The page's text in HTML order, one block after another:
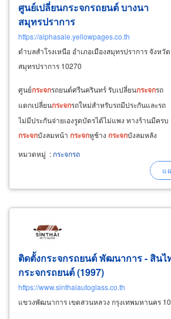
ศูนย์เปลี่ยนกระจกรถยนต์ บางนา
สมุทรปราการ
https://alphasale.yellowpages.co.th
ตำบลสำโรงเหนือ อำเภอเมืองสมุทรปราการ จังหวัด
สมุทรปราการ 10270
ศูนย์กระจกรถยนต์ศรีนครินทร์ รับเปลี่ยนกระจกรถ
แตกเปลี่ยนกระจกรถใหม่สำหรับรถมีประกันและรถ
ไม่มีประกันจ่ายเองรูดบัตรได้ไม่แพง ทางร้านมีครบ
กระจกบังลมหน้า กระจกหูช้าง กระจกบังลมหลัง
กระจก บานประตูซ้าย-ขวาประตูหน้า-หลังครบทั้ง
รถญี่ปุ่น รถเกาหลี รถจีน
หมวดหมู่ : กระจกรถ
ติดตั้งกระจกรถยนต์ พัฒนาการ - สินไ
กระจกรถยนต์ (1997)
https://www.sinthaiautoglass.co.th
แขวงพัฒนาการ เขตสวนหลวง กรุงเทพมหานคร